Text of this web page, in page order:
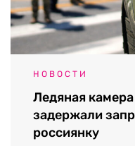
НОВОСТИ
Ледяная
задержали
россиянку